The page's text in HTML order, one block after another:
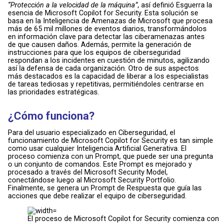
“Protección a la velocidad de la máquina”, así definió Esguerra la
esencia de Microsoft Copilot for Security. Esta solución se
basa en la Inteligencia de Amenazas de Microsoft que procesa
más de 65 mil millones de eventos diarios, transformándolos
en información clave para detectar las ciberamenazas antes
de que causen daños. Además, permite la generación de
instrucciones para que los equipos de ciberseguridad
respondan a los incidentes en cuestión de minutos, agilizando
así la defensa de cada organización. Otro de sus aspectos
más destacados es la capacidad de liberar a los especialistas
de tareas tediosas y repetitivas, permitiéndoles centrarse en
las prioridades estratégicas.
¿Cómo funciona?
Para del usuario especializado en Ciberseguridad, el
funcionamiento de Microsoft Copilot for Security es tan simple
como usar cualquier Inteligencia Artificial Generativa. El
proceso comienza con un Prompt, que puede ser una pregunta
o un conjunto de comandos. Este Prompt es mejorado y
procesado a través del Microsoft Security Model,
conectándose luego al Microsoft Security Portfolio.
Finalmente, se genera un Prompt de Respuesta que guía las
acciones que debe realizar el equipo de ciberseguridad.
El proceso de Microsoft Copilot for Security comienza